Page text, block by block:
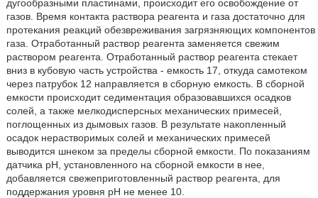
дугообразными пластинами, происходит его освобождение от
газов. Время контакта раствора реагента и газа достаточно для
протекания реакций обезвреживания загрязняющих компонентов
газа. Отработанный раствор реагента заменяется свежим
раствором реагента. Отработанный раствор реагента стекает
вниз в кубовую часть устройства - емкость 17, откуда самотеком
через патрубок 12 направляется в сборную емкость. В сборной
емкости происходит седиментация образовавшихся осадков
солей, а также мелкодисперсных механических примесей,
поглощенных из дымовых газов. В результате накопленный
осадок нерастворимых солей и механических примесей
выводится шнеком за пределы сборной емкости. По показаниям
датчика рН, установленного на сборной емкости в нее,
добавляется свежеприготовленный раствор реагента, для
поддержания уровня рН не менее 10.